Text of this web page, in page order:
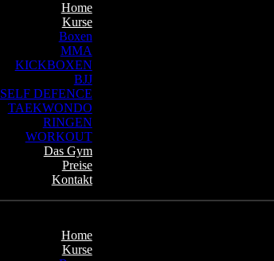
Home
Kurse
Boxen
MMA
KICKBOXEN
BJJ
SELF DEFENCE
TAEKWONDO
RINGEN
WORKOUT
Das Gym
Preise
Kontakt
Home
Kurse